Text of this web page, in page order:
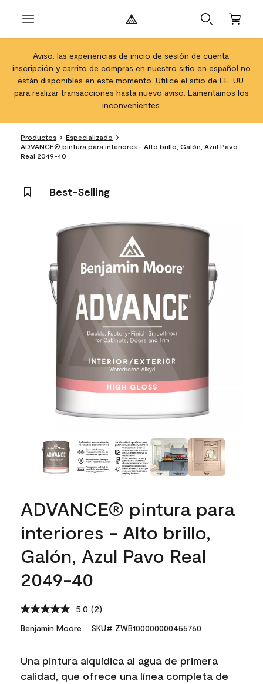
Aviso: las experiencias de inicio de sesión de cuenta,
inscripción y carrito de compras en nuestro sitio en español no
están disponibles en este momento. Utilice el sitio de EE. UU.
para realizar transacciones hasta nuevo aviso. Lamentamos los
inconvenientes.
Productos
Especializado
ADVANCE® pintura para interiores - Alto brillo, Galón, Azul Pavo
Real 2049-40
Best-Selling
ADVANCE® pintura para
interiores - Alto brillo,
Galón, Azul Pavo Real
2049-40
5.0 Read
2
Reviews.
link.
(2)
Benjamin Moore SKU# ZWB100000000455760
Una pintura alquídica al agua de primera
calidad, que ofrece una línea completa de